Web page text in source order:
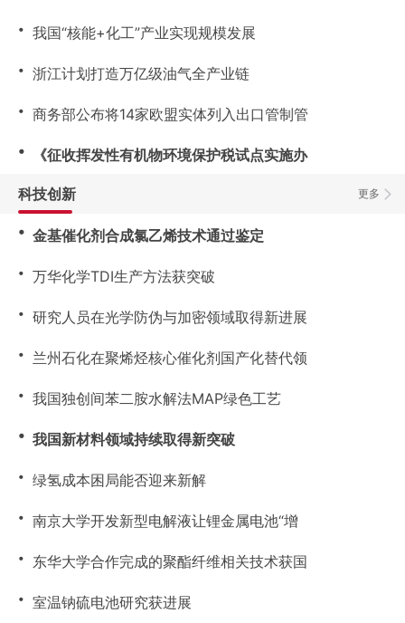
・ 我国“核能+化工”产业实现规模发展
・ 浙江计划打造万亿级油气全产业链
・ 商务部公布将14家欧盟实体列入出口管制管
・ 《征收挥发性有机物环境保护税试点实施办
更多
科技创新
・ 金基催化剂合成氯乙烯技术通过鉴定
・ 万华化学TDI生产方法获突破
・ 研究人员在光学防伪与加密领域取得新进展
・ 兰州石化在聚烯烃核心催化剂国产化替代领
・ 我国独创间苯二胺水解法MAP绿色工艺
・ 我国新材料领域持续取得新突破
・ 绿氢成本困局能否迎来新解
・ 南京大学开发新型电解液让锂金属电池“增
・ 东华大学合作完成的聚酯纤维相关技术获国
・ 室温钠硫电池研究获进展